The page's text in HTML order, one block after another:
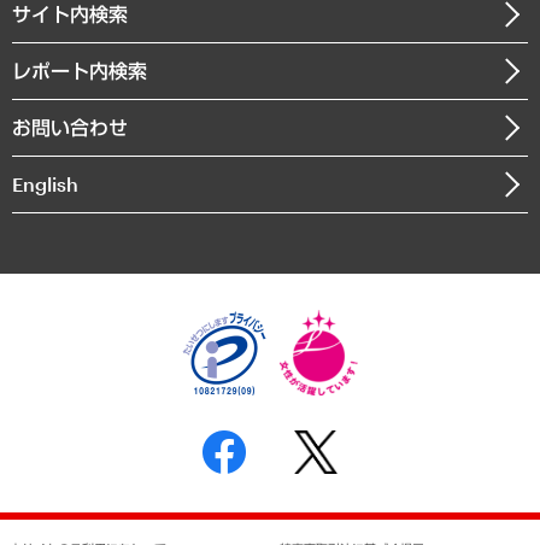
まちづくり・観光・交通・スポーツ・スマートシティ
自然資源・農林水産業・食料システム
メディア掲載・出演
沿革
組織図・本部部室紹介
インドネシア現地法人
個人情報保護方針
反社会的勢力に対する基本方針
書面による個人情報の開示等の請求の手続きについて
サイト内検索
レポート内検索
お問い合わせ
English